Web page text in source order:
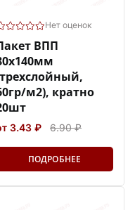
Нет оценок
ВПП
м2), кратно
3.43 ₽ 6.90 ₽
ПОДРОБНЕЕ